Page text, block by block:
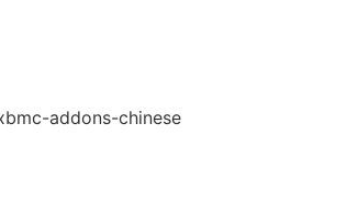
addons-chinese